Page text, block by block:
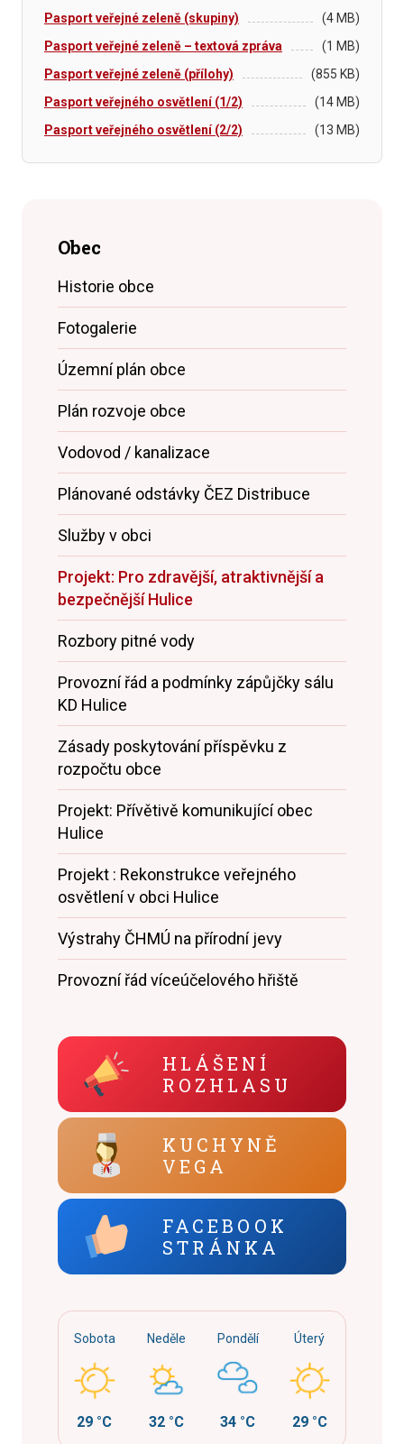
Pasport veřejné zeleně (skupiny)
(4 MB)
Pasport veřejné zeleně – textová zpráva
(1 MB)
Pasport veřejné zeleně (přílohy)
(855 KB)
Pasport veřejného osvětlení (1/2)
(14 MB)
Pasport veřejného osvětlení (2/2)
(13 MB)
Obec
Historie obce
Fotogalerie
Územní plán obce
Plán rozvoje obce
Vodovod / kanalizace
Plánované odstávky ČEZ Distribuce
Služby v obci
Projekt: Pro zdravější, atraktivnější a
bezpečnější Hulice
Rozbory pitné vody
Provozní řád a podmínky zápůjčky sálu
KD Hulice
Zásady poskytování příspěvku z
rozpočtu obce
Projekt: Přívětivě komunikující obec
Hulice
Projekt : Rekonstrukce veřejného
osvětlení v obci Hulice
Výstrahy ČHMÚ na přírodní jevy
Provozní řád víceúčelového hřiště
HLÁŠENÍ
ROZHLASU
KUCHYNĚ
VEGA
FACEBOOK
STRÁNKA
Sobota
29 °C
Neděle
32 °C
Pondělí
34 °C
Úterý
29 °C